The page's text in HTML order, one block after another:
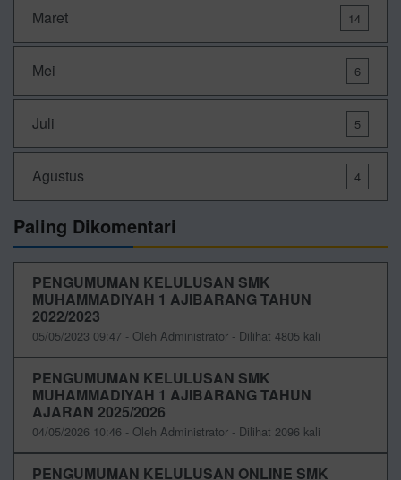
Maret 14
Mei 6
Juli 5
Agustus 4
Paling Dikomentari
PENGUMUMAN KELULUSAN SMK
MUHAMMADIYAH 1 AJIBARANG TAHUN
2022/2023
05/05/2023 09:47 - Oleh Administrator - Dilihat 4805 kali
PENGUMUMAN KELULUSAN SMK
MUHAMMADIYAH 1 AJIBARANG TAHUN
AJARAN 2025/2026
04/05/2026 10:46 - Oleh Administrator - Dilihat 2096 kali
PENGUMUMAN KELULUSAN ONLINE SMK